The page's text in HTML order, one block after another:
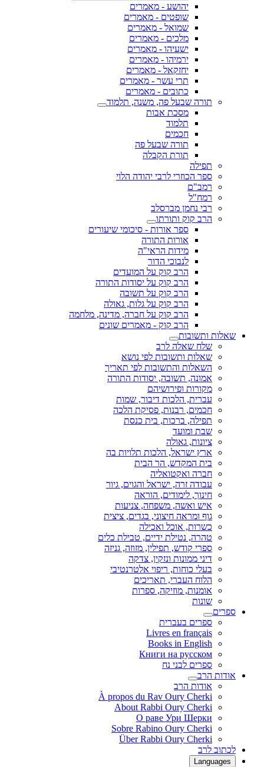
יהושע - מאמרים
שופטים - מאמרים
שמואל - מאמרים
מלכים - מאמרים
ישעיהו - מאמרים
ירמיהו - מאמרים
יחזקאל - מאמרים
תרי עשר - מאמרים
כתובים - מאמרים
תורה שבעל פה, משנה, תלמוד
מסכת אבות
תלמוד
חכמים
תורה שבעל פה
תורת הקבלה
תפילה
ספר הכוזרי לרבי יהודה הלוי
רמב"ם
רמח"ל
רבי נחמן מברסלב
הרב קוק ותורתו
ספר אורות - סיכומי שיעורים
אורות התורה
מידות הראי"ה
לנבוכי הדור
הרב קוק על המועדים
הרב קוק על יסודות התורה
הרב קוק על תשובה
הרב קוק על גלות, גאולה
הרב קוק על חברה, מדינה, מלחמה
הרב קוק - מאמרים שונים
שאלות ותשובות
שלח שאלה לרב
שאלות ותשובות לפי נושא
השאלות והתשובות לפי תאריך
אמונה, תשובה, יסודות התורה
מקורות ופירושיהם
עברית, הלכות דיבור, שמות
חכמים, רבנות, פסיקת הלכה
תפילה, ברכות, בית כנסת
שבת ומועד
ציונות, גאולה
ארץ ישראל, הלכות תלויות בה
בית המקדש, הר הבית
חברה ואקטואליה
עבודה זרה, ישראל והגוים, גיור
חינוך, לימודים, הוראה
איש ואשה, משפחה, צניעות
גוף ומראה חיצוני, בגדים, ציצית
כשרות, אוכל ואכילה
טהרה, נטילת ידיים, טבילת כלים
ספרי קודש, תפילין, מזוזה, גניזה
דיני ממונות ונזקין, צדקה
בעלי כוחות, ריפוי אלטרנטיבי
הלוח העברי, תאריכים
אומנות, מוזיקה, ספרות
שונות
ספרים
ספרים בעברית
Livres en français
Books in English
Книги на русском
ספרים לבני נח
אודות הרב
אודות הרב
À propos du Rav Oury Cherki
About Rabbi Oury Cherki
О раве Ури Шерки
Sobre Rabino Oury Cherki
Über Rabbi Oury Cherki
לכתוב לרב
Languages